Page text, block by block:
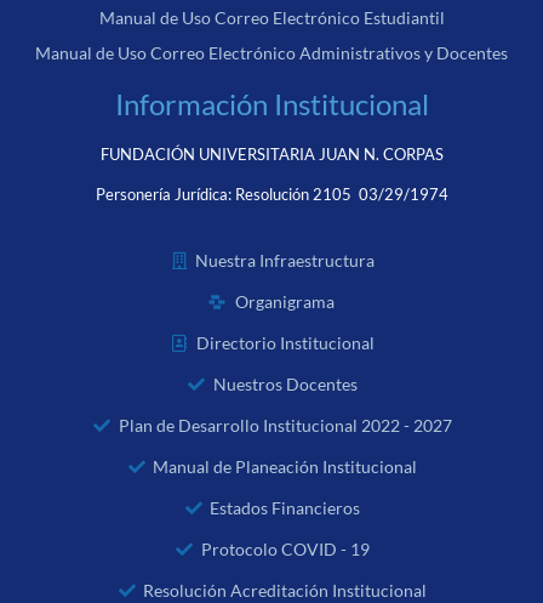
Manual de Uso Correo Electrónico Estudiantil
Manual de Uso Correo Electrónico Administrativos y Docentes
Información Institucional
FUNDACIÓN UNIVERSITARIA JUAN N. CORPAS
Personería Jurídica: Resolución 2105 03/29/1974
Nuestra Infraestructura
Organigrama
Directorio Institucional
Nuestros Docentes
Plan de Desarrollo Institucional 2022 - 2027
Manual de Planeación Institucional
Estados Financieros
Protocolo COVID - 19
Resolución Acreditación Institucional